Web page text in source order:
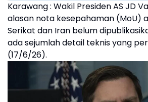
Karawang : Wakil Presiden AS JD
alasan nota kesepahaman (MoU)
Serikat dan Iran belum
ada sejumlah detail teknis yang
(17/6/26).